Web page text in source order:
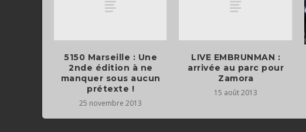
5150 Marseille : Une
2nde édition à ne
manquer sous aucun
prétexte !
25 novembre 2013
LIVE EMBRUNMAN :
arrivée au parc pour
Zamora
15 août 2013